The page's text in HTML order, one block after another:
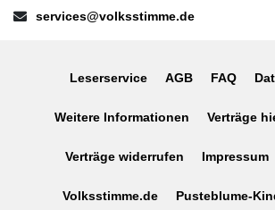
E-Mail:services@volksstimme.de
Leserservice AGB FAQ
Weitere Informationen Verträge
Verträge widerrufen Impressum
Volksstimme.de Pusteblume-